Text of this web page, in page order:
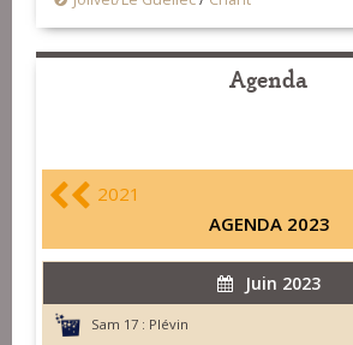
Agenda
2021
AGENDA 2023
Juin 2023
Sam 17 : Plévin